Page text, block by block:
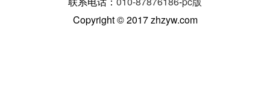
Copyright © 2017 zhzyw.com